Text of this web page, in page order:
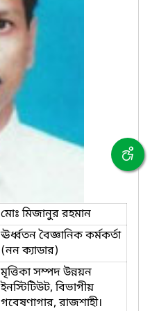
মোঃ মিজানুর রহমান
ঊর্ধ্বতন বৈজ্ঞানিক কর্মকর্তা
(নন ক্যাডার)
মৃত্তিকা সম্পদ উন্নয়ন
ইনস্টিটিউট, বিভাগীয়
গবেষণাগার, রাজশাহী।